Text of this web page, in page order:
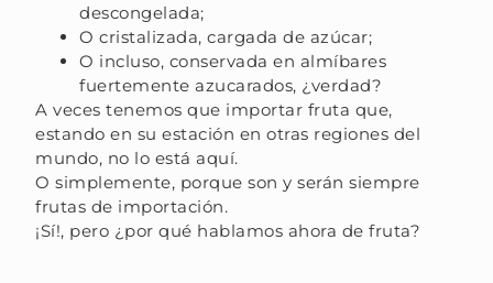
descongelada;
O cristalizada, cargada de azúcar;
O incluso, conservada en almíbares
fuertemente azucarados, ¿verdad?
A veces tenemos que importar fruta que,
estando en su estación en otras regiones del
mundo, no lo está aquí.
O simplemente, porque son y serán siempre
frutas de importación.
¡Sí!, pero ¿por qué hablamos ahora de fruta?